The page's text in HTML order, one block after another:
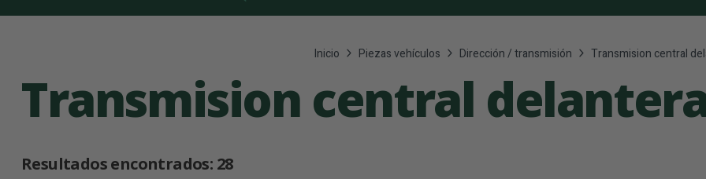
Inicio Piezas vehículos Dirección / transmisión Transmision central
Transmision central
Resultados encontrados: 28